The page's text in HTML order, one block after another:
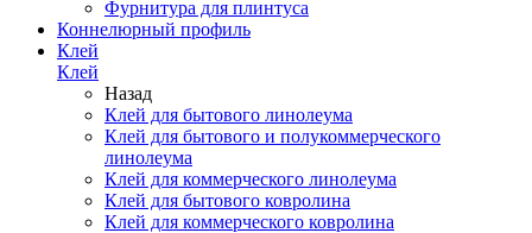
Фурнитура для плинтуса
Коннелюрный профиль
Клей
Клей
Назад
Клей для бытового линолеума
Клей для бытового и полукоммерческого
линолеума
Клей для коммерческого линолеума
Клей для бытового ковролина
Клей для коммерческого ковролина